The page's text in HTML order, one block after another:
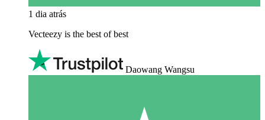
1 dia atrás
Vecteezy is the best of best
Daowang Wangsu